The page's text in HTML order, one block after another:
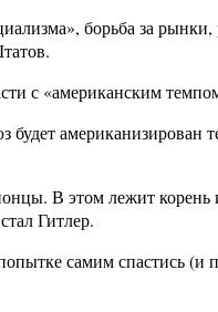
борьба за
с «американским
В этом лежит
Гитлер.
самим спастись